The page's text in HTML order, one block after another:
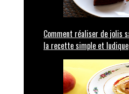
Comment réaliser de jolis
la recette simple et ludique